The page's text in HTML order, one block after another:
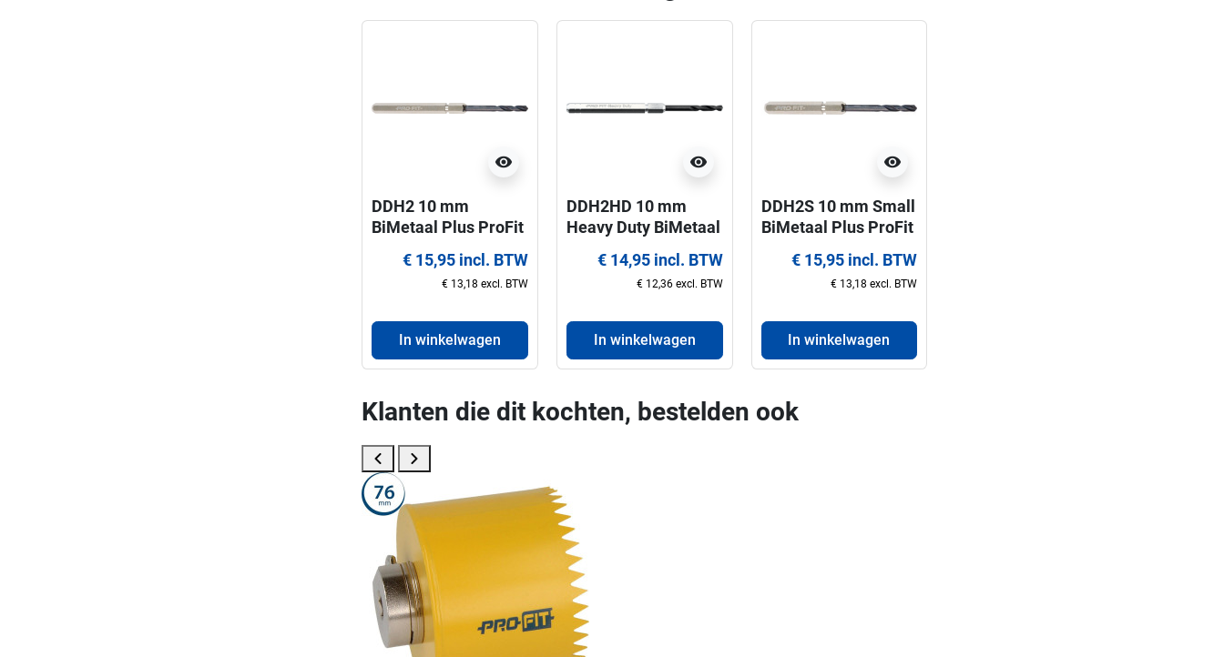
visibility
DDH2 10 mm
BiMetaal Plus ProFit
gatzagen 32-210
€ 15,95 incl. BTW
€ 13,18 excl. BTW
In winkelwagen
visibility
DDH2HD 10 mm
Heavy Duty BiMetaal
centreerboor voor
gatzagen 32-210
€ 14,95 incl. BTW
€ 12,36 excl. BTW
In winkelwagen
visibility
DDH2S 10 mm Small
BiMetaal Plus ProFit
gatzagen 32-210
€ 15,95 incl. BTW
€ 13,18 excl. BTW
In winkelwagen
Klanten die dit kochten, bestelden ook